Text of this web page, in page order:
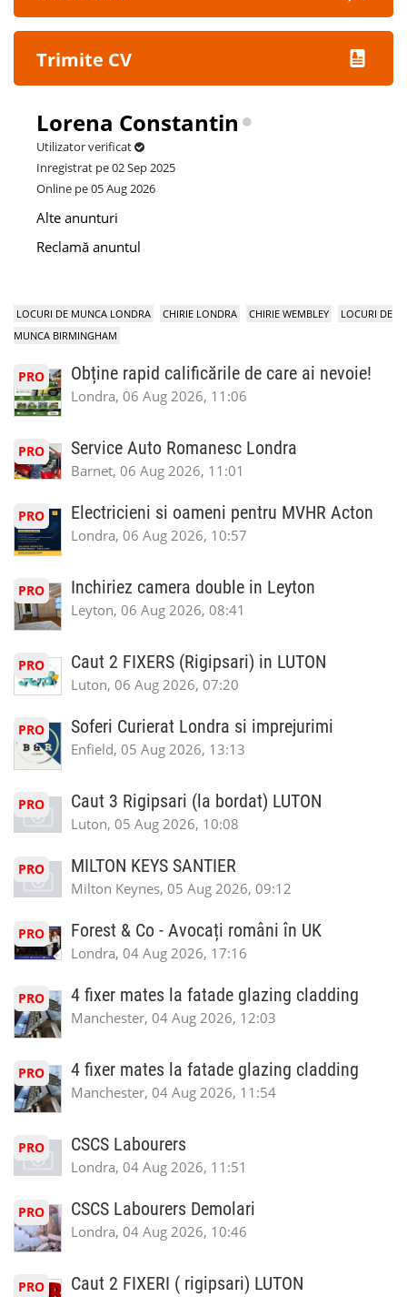
Trimite CV
Lorena Constantin
Utilizator verificat
Inregistrat pe 02 Sep 2025
Online pe 05 Aug 2026
Alte anunturi
Reclamă anuntul
LOCURI DE MUNCA LONDRA CHIRIE LONDRA CHIRIE WEMBLEY
LOCURI DE
MUNCA BIRMINGHAM
PRO Obține rapid calificările de care ai nevoie!
Londra, 06 Aug 2026, 11:06
PRO Service Auto Romanesc Londra
Barnet, 06 Aug 2026, 11:01
PRO Electricieni si oameni pentru MVHR Acton
Londra, 06 Aug 2026, 10:57
PRO Inchiriez camera double in Leyton
Leyton, 06 Aug 2026, 08:41
PRO Caut 2 FIXERS (Rigipsari) in LUTON
Luton, 06 Aug 2026, 07:20
PRO Soferi Curierat Londra si imprejurimi
Enfield, 05 Aug 2026, 13:13
PRO Caut 3 Rigipsari (la bordat) LUTON
Luton, 05 Aug 2026, 10:08
PRO MILTON KEYS SANTIER
Milton Keynes, 05 Aug 2026, 09:12
PRO Forest & Co - Avocați români în UK
Londra, 04 Aug 2026, 17:16
PRO 4 fixer mates la fatade glazing cladding
Manchester, 04 Aug 2026, 12:03
PRO 4 fixer mates la fatade glazing cladding
Manchester, 04 Aug 2026, 11:54
PRO CSCS Labourers
Londra, 04 Aug 2026, 11:51
PRO CSCS Labourers Demolari
Londra, 04 Aug 2026, 10:46
PRO Caut 2 FIXERI ( rigipsari) LUTON